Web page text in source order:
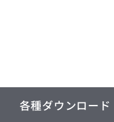
各種ダウンロード